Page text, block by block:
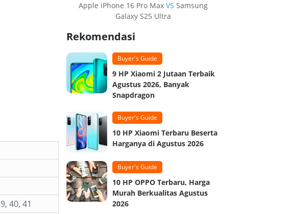
40, 41
Apple iPhone 16 Pro Max VS Samsung
Galaxy S25 Ultra
Rekomendasi
Buyer's Guide
9 HP Xiaomi 2 Jutaan Terbaik
Agustus 2026, Banyak
Snapdragon
Buyer's Guide
10 HP Xiaomi Terbaru Beserta
Harganya di Agustus 2026
Buyer's Guide
10 HP OPPO Terbaru, Harga
Murah Berkualitas Agustus
2026